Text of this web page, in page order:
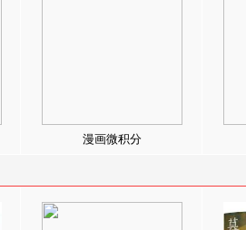
漫画微积分